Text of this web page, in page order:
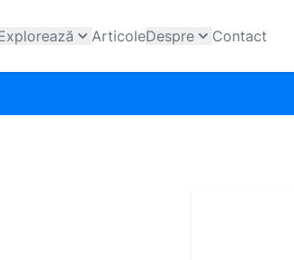
ArticoleDespre Contact